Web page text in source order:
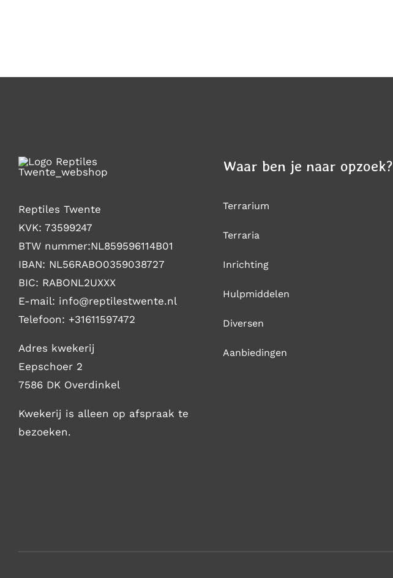
Reptiles Twente
KVK: 73599247
BTW nummer:NL859596114B01
IBAN: NL56RABO0359038727
BIC: RABONL2UXXX
E-mail: info@reptilestwente.nl
Telefoon: +31611597472
Adres kwekerij
Eepschoer 2
7586 DK Overdinkel
Kwekerij is alleen op afspraak te
bezoeken.
Waar ben je naar opzoek?
Terrarium
Terraria
Inrichting
Hulpmiddelen
Diversen
Aanbiedingen